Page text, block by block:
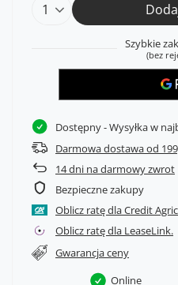
Szybkie
(bez
Dostępny- Wysyłka w
Darmowa dostawa od
14dni na darmowy zwrot
Bezpieczne zakupy
Oblicz ratę dla Credit
Oblicz ratę dla LeaseLink.
Gwarancja ceny
Online